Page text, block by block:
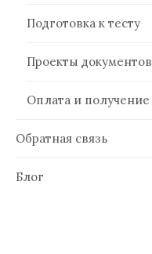
Подготовка к тесту
Проекты документов
Оплата и получение
Обратная связь
Блог